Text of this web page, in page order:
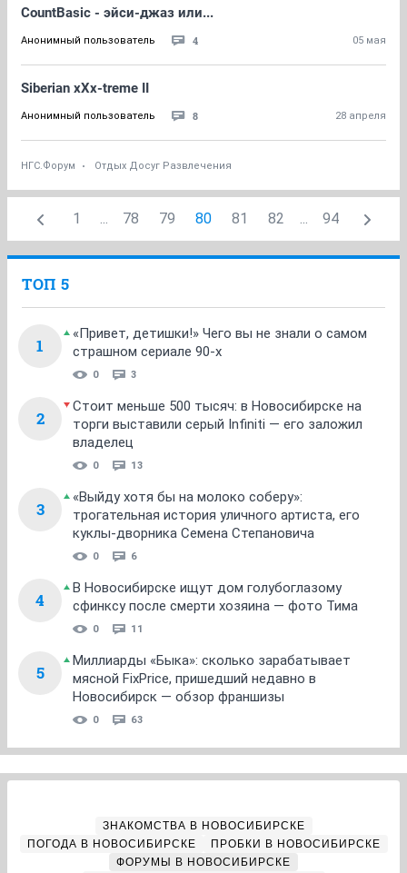
CountBasic - эйси-джаз или...
Анонимный пользователь 4 05 мая
Siberian xXx-treme II
Анонимный пользователь 8 28 апреля
НГС.Форум Отдых Досуг Развлечения
1 ... 78 79 80 81 82 ... 94
ТОП 5
1
«Привет, детишки!» Чего вы не знали о самом
страшном сериале 90-х
0 3
2
Стоит меньше 500 тысяч: в Новосибирске на
торги выставили серый Infiniti — его заложил
владелец
0 13
3
«Выйду хотя бы на молоко соберу»:
трогательная история уличного артиста, его
куклы-дворника Семена Степановича
0 6
4
В Новосибирске ищут дом голубоглазому
сфинксу после смерти хозяина — фото Тима
0 11
5
Миллиарды «Быка»: сколько зарабатывает
мясной FixPrice, пришедший недавно в
Новосибирск — обзор франшизы
0 63
ЗНАКОМСТВА В НОВОСИБИРСКЕ
ПОГОДА В НОВОСИБИРСКЕ
ПРОБКИ В НОВОСИБИРСКЕ
ФОРУМЫ В НОВОСИБИРСКЕ